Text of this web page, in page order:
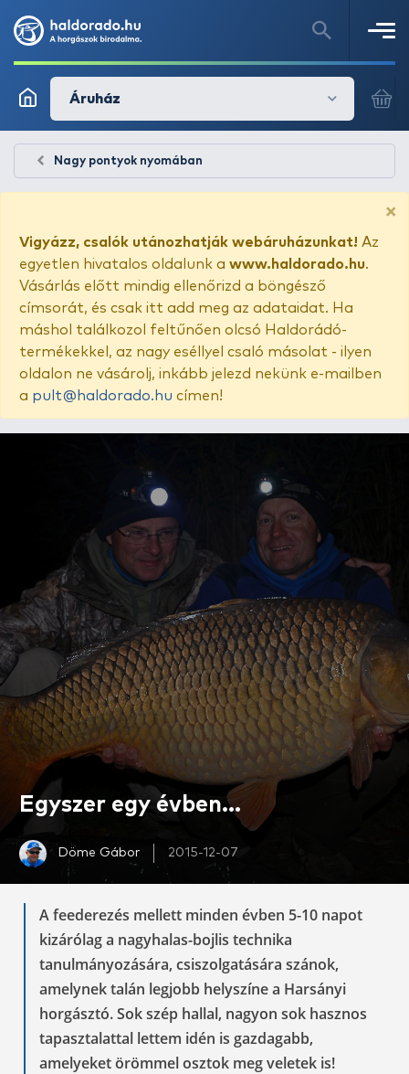
Áruház
Nagy pontyok nyomában
×
Vigyázz, csalók utánozhatják webáruházunkat! Az
egyetlen hivatalos oldalunk a www.haldorado.hu.
Vásárlás előtt mindig ellenőrizd a böngésző
címsorát, és csak itt add meg az adataidat. Ha
máshol találkozol feltűnően olcsó Haldorádó-
termékekkel, az nagy eséllyel csaló másolat - ilyen
oldalon ne vásárolj, inkább jelezd nekünk e-mailben
a pult@haldorado.hu címen!
Egyszer egy évben…
Döme Gábor 2015-12-07
A feederezés mellett minden évben 5-10 napot
kizárólag a nagyhalas-bojlis technika
tanulmányozására, csiszolgatására szánok,
amelynek talán legjobb helyszíne a Harsányi
horgásztó. Sok szép hallal, nagyon sok hasznos
tapasztalattal lettem idén is gazdagabb,
amelyeket örömmel osztok meg veletek is!